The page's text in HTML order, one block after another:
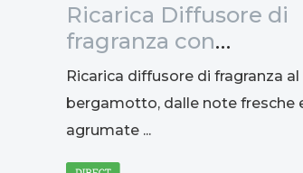
Ricarica Diffusore di
fragranza con
bastoncini al
bergamotto, 500ml
Ricarica diffusore di fragranza al
bergamotto, dalle note fresche
agrumate ...